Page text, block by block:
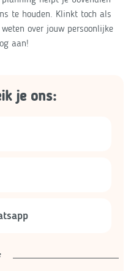
te houden. Klinkt toch als
over jouw persoonlijke
aan!
je ons: